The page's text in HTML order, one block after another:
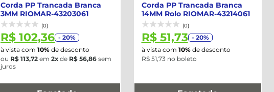
Corda PP Trancada Branca
3MM RIOMAR-43203061
(0)
R$ 102,36 - 20%
à vista com 10% de desconto
ou R$ 113,72 em 2x de R$ 56,86 sem
juros
Corda PP Trancada Branca
14MM Rolo RIOMAR-43214061
(0)
R$ 51,73 - 20%
à vista com 10%de desconto
R$ 51,73 no boleto